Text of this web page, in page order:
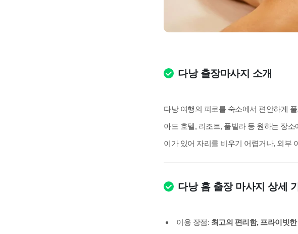
다낭 출장마사지 소개
다낭 여행의 피로를 숙소에서 편안하게
아도 호텔, 리조트, 풀빌라 등 원하는 장
이가 있어 자리를 비우기 어렵거나, 외부
다낭 홈 출장 마사지 상세
이용 장점: 최고의 편리함, 프라이빗